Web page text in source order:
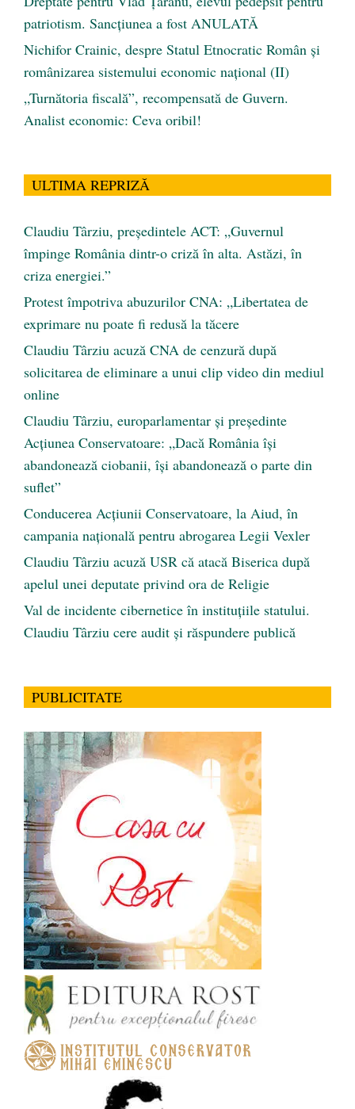
patriotism. Sancțiunea a fost ANULATĂ
Nichifor Crainic, despre Statul Etnocratic Român şi
românizarea sistemului economic naţional (II)
„Turnătoria fiscală”, recompensată de Guvern.
Analist economic: Ceva oribil!
ULTIMA REPRIZĂ
Claudiu Târziu, președintele ACT: „Guvernul
împinge România dintr-o criză în alta. Astăzi, în
criza energiei.”
Protest împotriva abuzurilor CNA: „Libertatea de
exprimare nu poate fi redusă la tăcere
Claudiu Târziu acuză CNA de cenzură după
solicitarea de eliminare a unui clip video din mediul
online
Claudiu Târziu, europarlamentar și președinte
Acțiunea Conservatoare: „Dacă România își
abandonează ciobanii, își abandonează o parte din
suflet”
Conducerea Acțiunii Conservatoare, la Aiud, în
campania națională pentru abrogarea Legii Vexler
Claudiu Târziu acuză USR că atacă Biserica după
apelul unei deputate privind ora de Religie
Val de incidente cibernetice în instituțiile statului.
Claudiu Târziu cere audit și răspundere publică
PUBLICITATE